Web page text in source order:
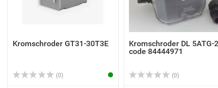
Kromschroder GT31-30T3E
(0)
Kromschroder DL 5ATG-
code 84444971
(0)